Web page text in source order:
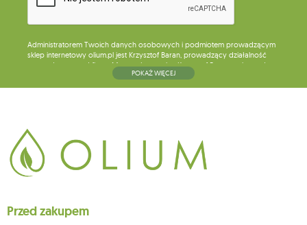
Administratorem Twoich danych osobowych i podmiotem prowadzącym
sklep internetowy olium.pl jest Krzysztof Baran, prowadzący działalność
gospodarczą pod firmą: Mouton Interactive Krzysztof Baran wpisaną do
Centralnej Ewidencji i Informacji o Działalności Gospodarczej, adres
głównego miejsca wykonywania działalności w Siedlcach, ul. Starowiejska
Dane będą przetwarzane w celu wysyłki newslettera i przechowywane do
chwili rezygnacji z subskrypcji.
Przysługuje Ci prawo do żądania dostępu do swoich danych osobowych,
ich sprostowania, usunięcia, ograniczenia przetwarzania, wniesienia
sprzeciwu wobec przetwarzania swoich danych oraz prawo do
którego dokonano na podstawie zgody przed jej cofnięciem. W tym celu
możesz kontaktować się z działem obsługi klienta Mouton Interactive pod
POKAŻ WIĘCEJ
Przed zakupem